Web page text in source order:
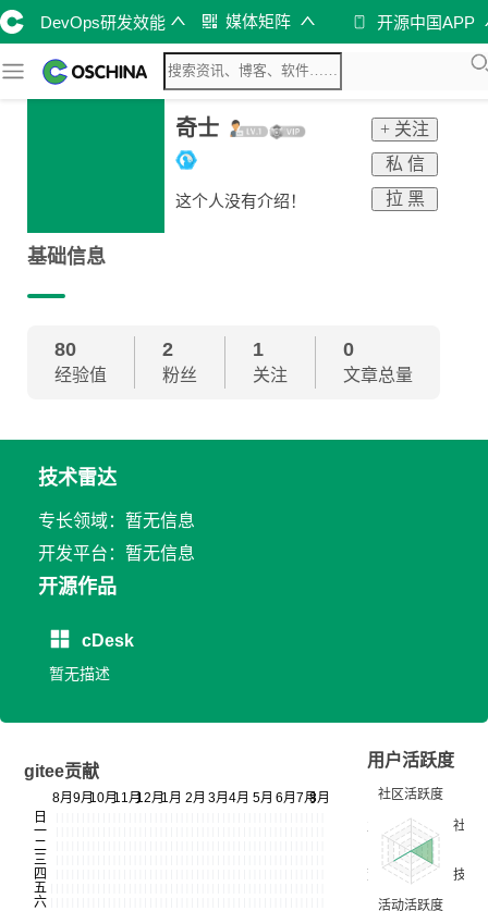
DevOps研发效能 媒体矩阵 开源中国APP
奇士
这个人没有介绍！
+ 关注
私 信
拉 黑
基础信息
80
经验值
2
粉丝
1
关注
0
文章总量
技术雷达
专长领域：暂无信息
开发平台：暂无信息
开源作品
cDesk
暂无描述
gitee贡献
用户活跃度